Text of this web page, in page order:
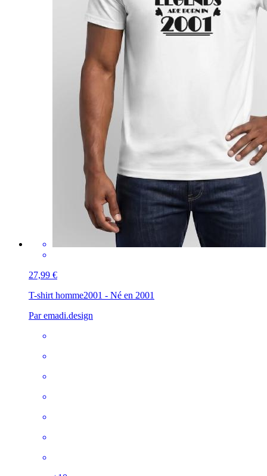
27,99 €
T-shirt homme2001 - Né en 2001
Par emadi.design